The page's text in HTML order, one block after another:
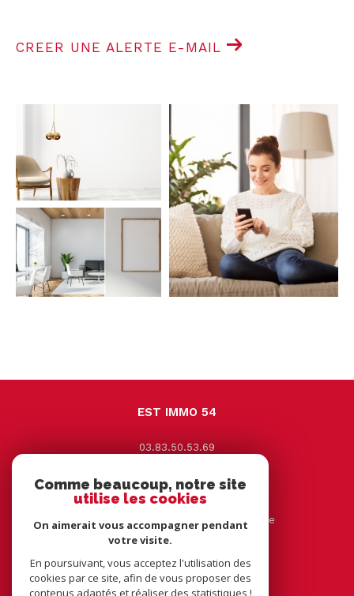
CREER UNE ALERTE E-MAIL
EST IMMO 54
03.83.50.53.69
9 Avenue Jacques Leclerc
54330vézelise
44 rue tourtelle frère 54116 tantonville
NOUS SUIVRE SUR
Comme beaucoup, notre site
utilise les cookies
On aimerait vous accompagner pendant
votre visite.
En poursuivant, vous acceptez l'utilisation des
cookies par ce site, afin de vous proposer des
contenus adaptés et réaliser des statistiques !